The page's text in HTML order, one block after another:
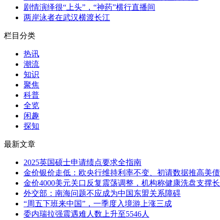
剧情演绎很“上头”，“神药”横行直播间
两岸泳者在武汉横渡长江
栏目分类
热讯
潮流
知识
聚焦
科普
全览
闲趣
探知
最新文章
2025英国硕士申请绩点要求全指南
金价银价走低：欧央行维持利率不变、初请数据推高美
金价4000美元关口反复震荡调整，机构称健康洗盘支撑
外交部：南海问题不应成为中国东盟关系障碍
“周五下班来中国”，一季度入境游上涨三成
委内瑞拉强震遇难人数上升至5546人